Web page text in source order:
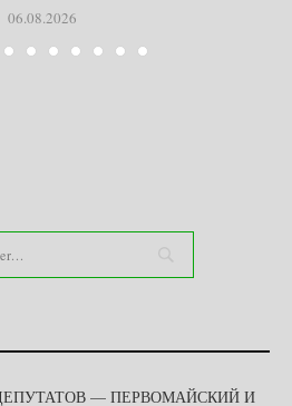
06.08.2026
— ПЕРВОМАЙСКИЙ И